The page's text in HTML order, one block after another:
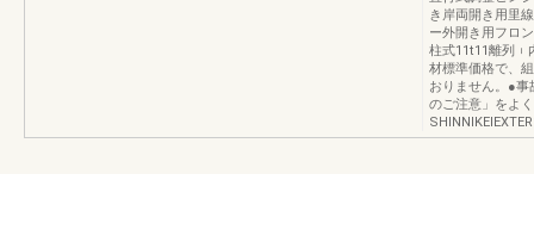
き岸両開き用里
ー外開き用フロ
柱式11t11離列
材標準価格で、
おりません。●事
のご注意」をよ